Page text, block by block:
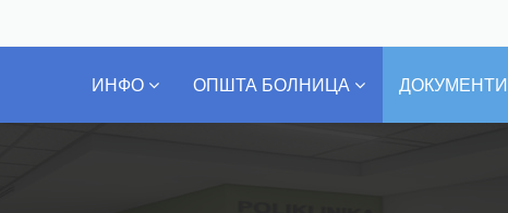
ИНФО ОПШТА БОЛНИЦА ДОКУМЕНТИ